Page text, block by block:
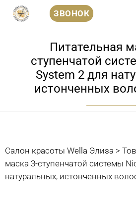
ЗВОНОК
содержанию
Питательная
ступенчатой
System 2 для
истонченных
Салон красоты Wella Элиза >
маска 3-ступенчатой системы
натуральных, истонченных